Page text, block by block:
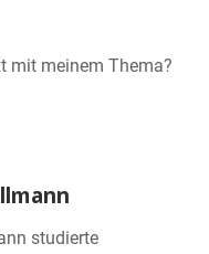
mit meinem Thema?
studierte